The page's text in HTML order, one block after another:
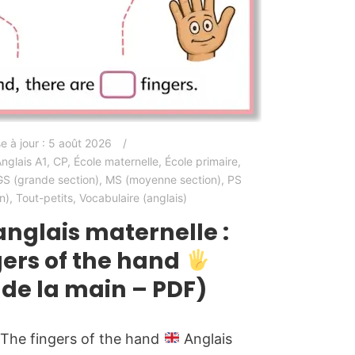
à jour : 5 août 2026
A1, CP, École maternelle, École primaire,
(grande section), MS (moyenne section), PS
,Tout-petits,Vocabulaire (anglais)
maternelle :
of the hand
la main – PDF)
The fingers of the hand
Anglais